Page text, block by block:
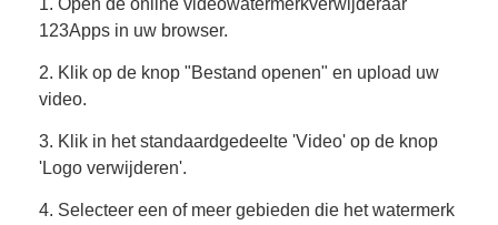
123Apps in uw browser.
2. Klik op de knop "Bestand openen" en upload uw
video.
3. Klik in het standaardgedeelte 'Video' op de knop
'Logo verwijderen'.
4. Selecteer een of meer gebieden die het watermerk